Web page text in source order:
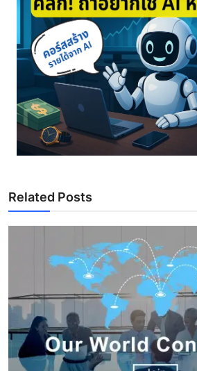
Related Posts